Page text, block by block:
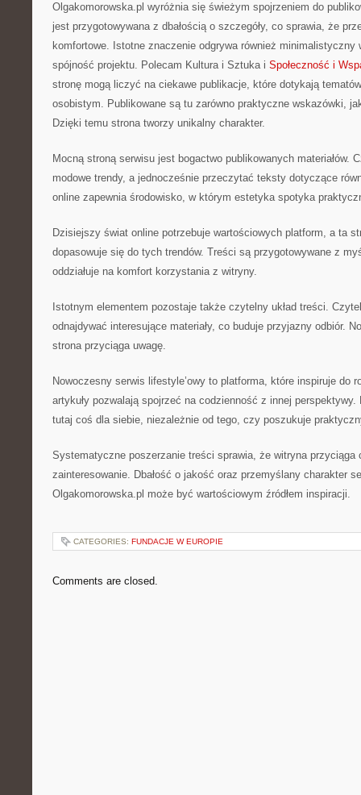
Olgakomorowska.pl wyróżnia się świeżym spojrzeniem do
jest przygotowywana z dbałością o szczegóły, co sprawia, że
komfortowe. Istotne znaczenie odgrywa również minimalistyczny
spójność projektu. Polecam Kultura i Sztuka i Społeczność i
stronę mogą liczyć na ciekawe publikacje, które dotykają
osobistym. Publikowane są tu zarówno praktyczne wskazówki,
Dzięki temu strona tworzy unikalny charakter.
Mocną stroną serwisu jest bogactwo publikowanych materiałów.
modowe trendy, a jednocześnie przeczytać teksty dotyczące
online zapewnia środowisko, w którym estetyka spotyka
Dzisiejszy świat online potrzebuje wartościowych platform, a ta
dopasowuje się do tych trendów. Treści są przygotowywane z
oddziałuje na komfort korzystania z witryny.
Istotnym elementem pozostaje także czytelny układ treści.
odnajdywać interesujące materiały, co buduje przyjazny odbiór.
strona przyciąga uwagę.
Nowoczesny serwis lifestyle’owy to platforma, które inspiruje do
artykuły pozwalają spojrzeć na codzienność z innej
tutaj coś dla siebie, niezależnie od tego, czy poszukuje
Systematyczne poszerzanie treści sprawia, że witryna przyciąga
zainteresowanie. Dbałość o jakość oraz przemyślany charakter
Olgakomorowska.pl może być wartościowym źródłem inspiracji.
CATEGORIES: FUNDACJE W EUROPIE
Comments are closed.